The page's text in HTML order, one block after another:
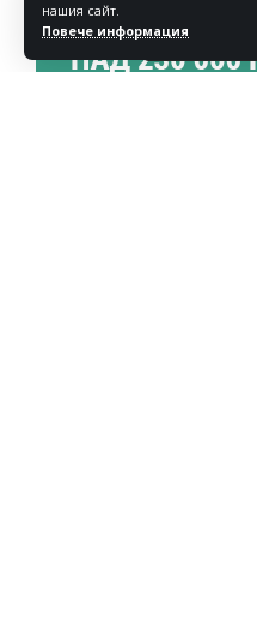
нашия сайт.
Повече информация